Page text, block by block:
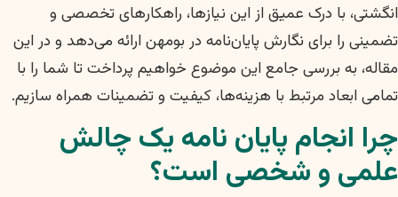
انگشتی، با درک عمیق از این نیازها، راهکارهای تخصصی و
تضمینی را برای نگارش پایان‌نامه در بومهن ارائه می‌دهد و در این
مقاله، به بررسی جامع این موضوع خواهیم پرداخت تا شما را با
تمامی ابعاد مرتبط با هزینه‌ها، کیفیت و تضمینات همراه سازیم.
چرا انجام پایان نامه یک چالش
علمی و شخصی است؟